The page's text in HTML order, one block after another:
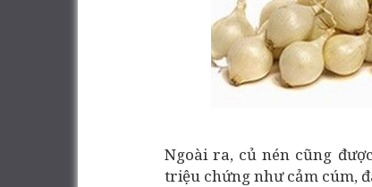
Ngoài ra, củ nén cũng
triệu chứng như cảm cúm,